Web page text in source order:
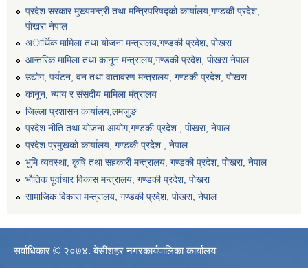
प्रदेश सरकार मुख्यमन्त्री तथा मन्त्रिपरिषद्को कार्यालय,गण्डकी प्रदेश,
पाेखरा नेपाल
अार्थिक मामिला तथा योजना मन्त्रालय,गण्डकी प्रदेश, पोखरा
आन्तरिक मामिला तथा कानून मन्त्रालय,गण्डकी प्रदेश, पाेखरा नेपाल
उद्योग, पर्यटन, वन तथा वातावरण मन्त्रालय, गण्डकी प्रदेश, पोखरा
कानून, न्याय र संसदीय मामिला मंत्रालय
जिल्ला प्रशासन कार्यालय,लमजुङ
प्रदेश नीति तथा योजना आयोग,गण्डकी प्रदेश , पोखरा, नेपाल
प्रदेश प्रमुखको कार्यालय, गण्डकी प्रदेश , नेपाल
भुमि व्यवस्था, कृषि तथा सहकारी मन्त्रालय, गण्डकी प्रदेश, पोखरा, नेपाल
भौतिक पूर्वाधार विकास मन्त्रालय, गण्डकी प्रदेश, पाेखरा
सामाजिक विकास मन्त्रालय, गण्डकी प्रदेश, पोखरा, नेपाल
सर्वाधिकार © २०७४. बेसीशहर नगरकार्यपालिका कार्यालय